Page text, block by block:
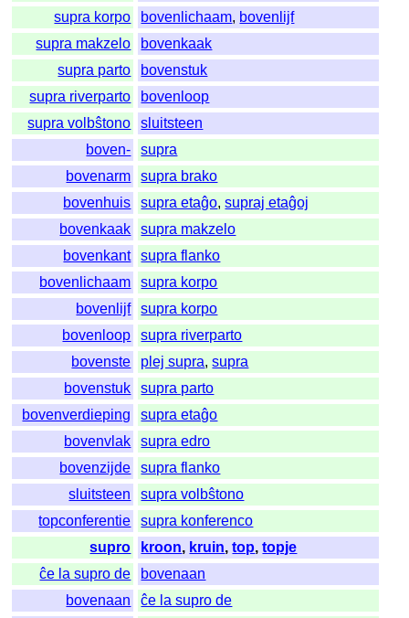
supra korpo
bovenlichaam, bovenlijf
supra makzelo
bovenkaak
supra parto
bovenstuk
supra riverparto
bovenloop
supra volbŝtono
sluitsteen
boven-
supra
bovenarm
supra brako
bovenhuis
supra etaĝo,supraj etaĝoj
bovenkaak
supra makzelo
bovenkant
supra flanko
bovenlichaam
supra korpo
bovenlijf
supra korpo
bovenloop
supra riverparto
bovenste
plej supra,supra
bovenstuk
supra parto
bovenverdieping
supra etaĝo
bovenvlak
supra edro
bovenzijde
supra flanko
sluitsteen
supra volbŝtono
topconferentie
supra konferenco
supro
kroon, kruin,top,topje
ĉe la supro de
bovenaan
bovenaan
ĉe la supro de